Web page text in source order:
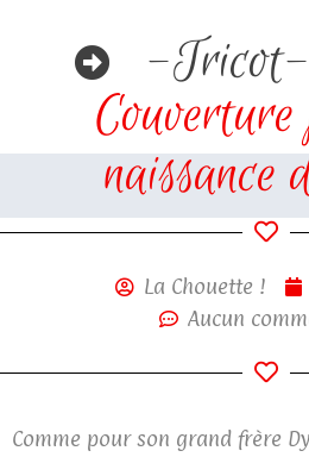
-Tricot-
naissance
La Chouette !
Aucun
Comme pour son grand frère